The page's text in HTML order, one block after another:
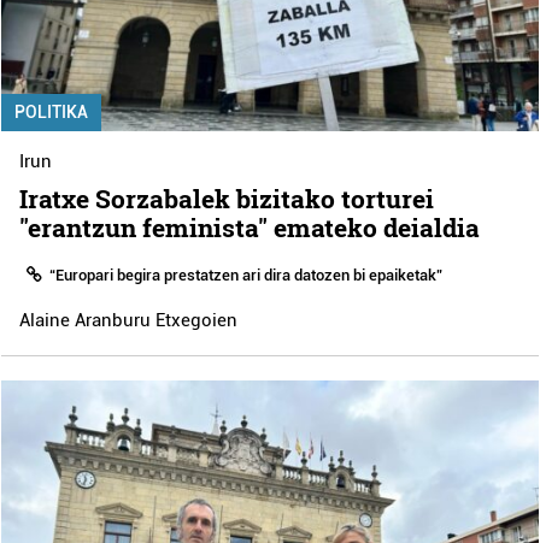
POLITIKA
Irun
Iratxe Sorzabalek bizitako torturei
"erantzun feminista" emateko deialdia
“Europari begira prestatzen ari dira datozen bi epaiketak”
Alaine Aranburu Etxegoien